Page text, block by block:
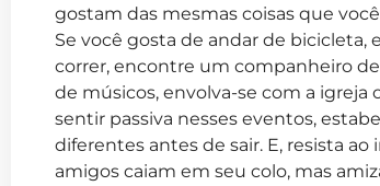
gostam das mesmas coisas que
Se você gosta de andar de
correr, encontre um companheiro
de músicos, envolva-se com a
sentir passiva nesses eventos,
diferentes antes de sair. E, resista
amigos caiam em seu colo, mas